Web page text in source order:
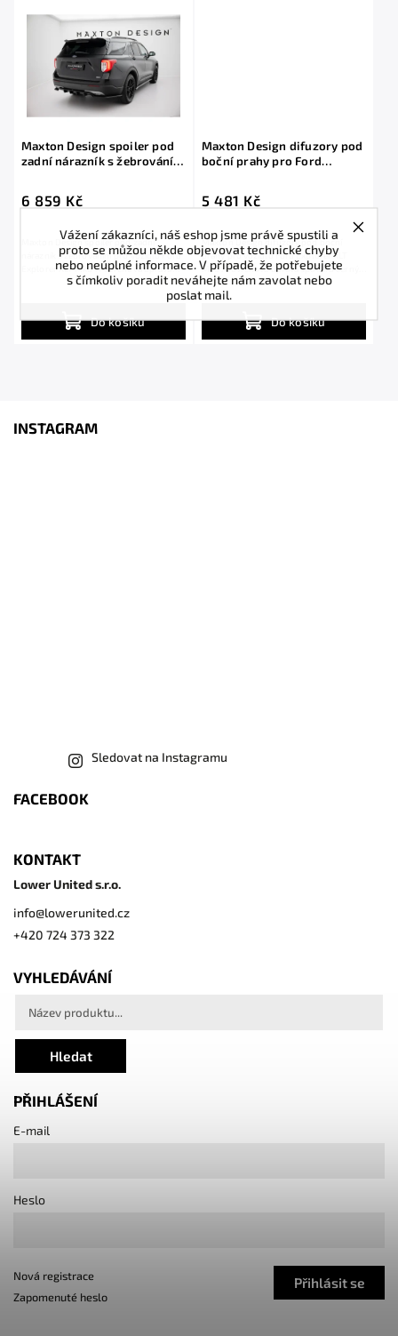
Vážení zákazníci, náš eshop jsme právě spustili a
proto se můžou někde objevovat technické chyby
nebo neúplné informace. V případě, že potřebujete
s čímkoliv poradit neváhejte nám zavolat nebo
poslat mail.
Maxton Design spoiler pod
zadní nárazník s žebrováním
6 859 Kč
Do košíku
Maxton Design spoiler pod zadní
nárazník s žebrováním pro vozidlo Ford
Explorer XLT Mk6 . Povrchová úprava
Maxton Design difuzory pod
boční prahy pro Ford
5 481 Kč
Do košíku
Maxton Design difuzory pod boční
prahy pro vozidlo Ford Explorer XLT
Mk6 . Povrchová úprava spoileru černý
lesklý...
INSTAGRAM
Sledovat na Instagramu
FACEBOOK
KONTAKT
Lower United s.r.o.
info@lowerunited.cz
+420 724 373 322
VYHLEDÁVÁNÍ
Hledat
PŘIHLÁŠENÍ
E-mail
Heslo
Přihlásit se
Nová registrace
Zapomenuté heslo